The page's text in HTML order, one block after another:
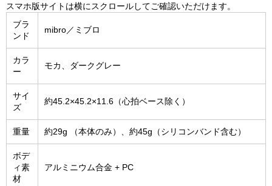
スマホ版サイトは横にスクロールしてご確認いただけます。
ブラ
ンド
mibro／ミブロ
カラ
ー
モカ、ダークグレー
サイ
ズ
約45.2×45.2×11.6（心拍ベース除く）
重量 約29g （本体のみ）、約45g（シリコンバンド含む）
ボデ
ィ素
材
アルミニウム合金 + PC